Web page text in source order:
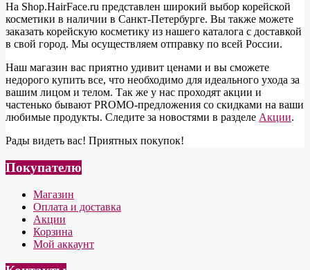
На Shop.HairFace.ru представлен широкий выбор корейской
косметики в наличии в Санкт-Петербурге. Вы также можете
заказать корейскую косметику из нашего каталога с доставкой
в свой город. Мы осуществляем отправку по всей России.
Наш магазин вас приятно удивит ценами и вы сможете
недорого купить все, что необходимо для идеального ухода за
вашим лицом и телом. Так же у нас проходят акции и
частенько бывают PROMO-предложения со скидками на ваши
любимые продукты. Следите за новостями в разделе Акции.
Рады видеть вас! Приятных покупок!
Покупателю
Магазин
Оплата и доставка
Акции
Корзина
Мой аккаунт